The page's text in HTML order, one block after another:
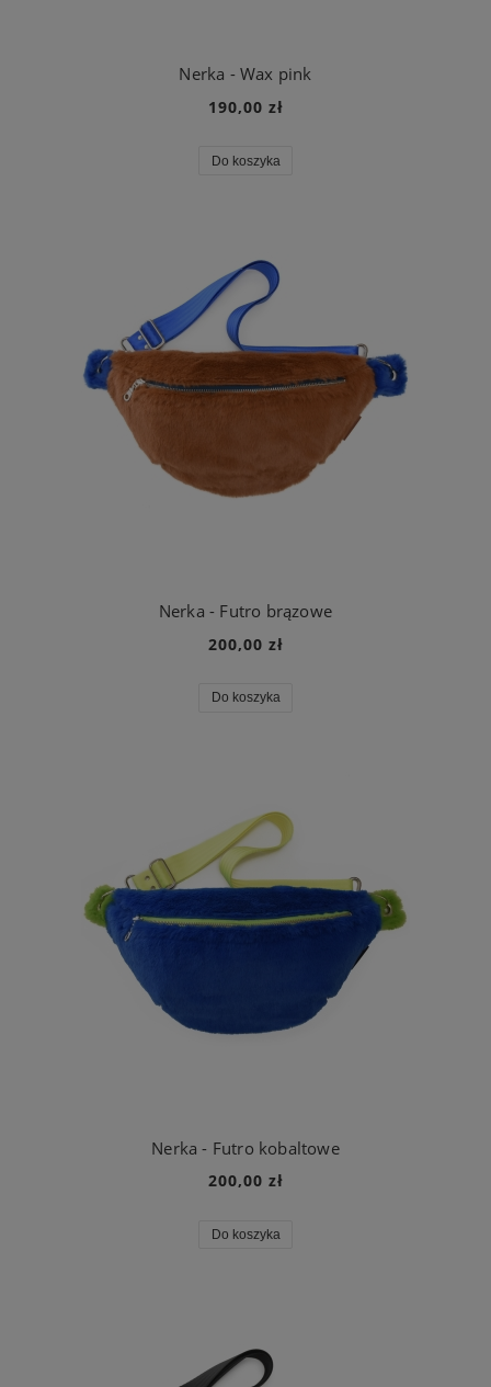
Nerka - Wax pink
190,00 zł
Do koszyka
Nerka - Futro brązowe
200,00 zł
Do koszyka
Nerka - Futro kobaltowe
200,00 zł
Do koszyka